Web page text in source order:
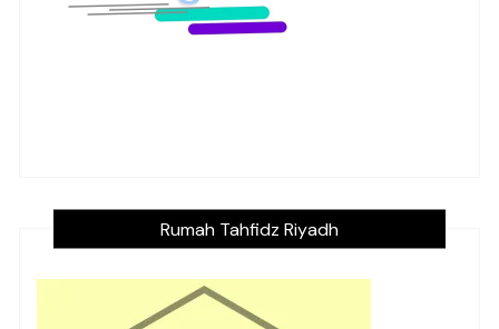
Rumah Tahfidz Riyadh